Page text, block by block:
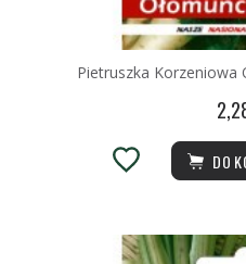
Pietruszka Korzeniowa
DO